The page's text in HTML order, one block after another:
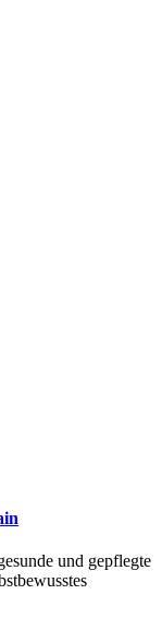
und gepflegte